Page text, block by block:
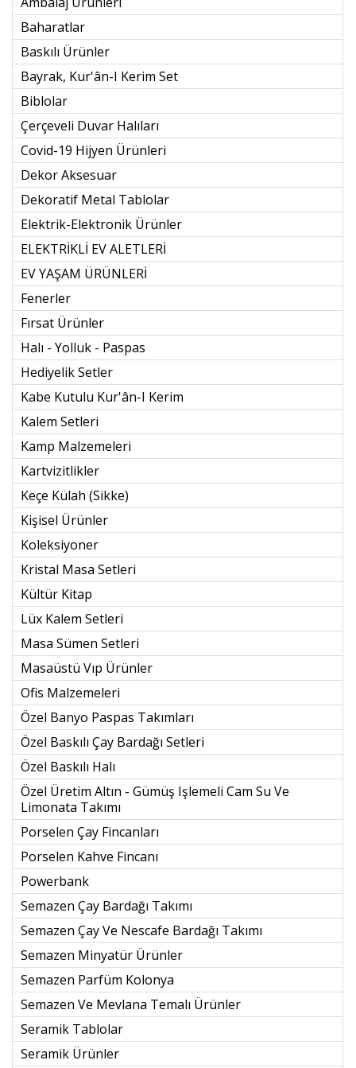
Baharatlar
Baskılı Ürünler
Bayrak, Kur'ân-I Kerim Set
Biblolar
Çerçeveli Duvar Halıları
Covid-19 Hijyen Ürünleri
Dekor Aksesuar
Dekoratif Metal Tablolar
Elektrik-Elektronik Ürünler
ELEKTRİKLİ EV ALETLERİ
EV YAŞAM ÜRÜNLERİ
Fenerler
Fırsat Ürünler
Halı - Yolluk - Paspas
Hediyelik Setler
Kabe Kutulu Kur'ân-I Kerim
Kalem Setleri
Kamp Malzemeleri
Kartvizitlikler
Keçe Külah (sikke)
Kişisel Ürünler
Koleksiyoner
Kristal Masa Setleri
Kültür Kitap
Lüx Kalem Setleri
Masa Sümen Setleri
Masaüstü Vıp Ürünler
Ofis Malzemeleri
Özel Banyo Paspas Takımları
Özel Baskılı Çay Bardağı Setleri
Özel Baskılı Halı
Özel Üretim Altın - Gümüş Işlemeli Cam Su Ve
Limonata Takımı
Porselen Çay Fincanları
Porselen Kahve Fincanı
Powerbank
Semazen Çay Bardağı Takımı
Semazen Çay Ve Nescafe Bardağı Takımı
Semazen Minyatür Ürünler
Semazen Parfüm Kolonya
Semazen Ve Mevlana Temalı Ürünler
Seramik Tablolar
Seramik Ürünler